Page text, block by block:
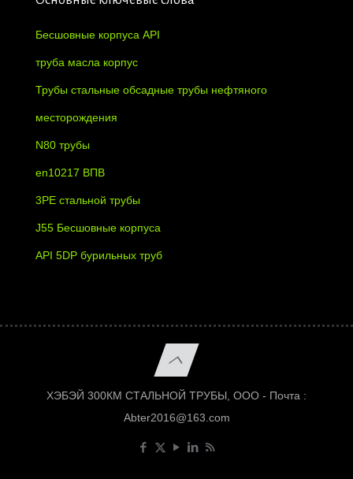
Бесшовные корпуса API
труба масла корпус
Трубы стальные обсадные трубы нефтяного
месторождения
N80 трубы
en10217 ВПВ
3PE стальной трубы
J55 Бесшовные корпуса
API 5DP бурильных труб
ХЭБЭЙ 300КМ СТАЛЬНОЙ ТРУБЫ, ООО - Почта :
Abter2016@163.com